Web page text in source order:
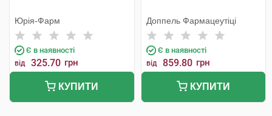
Юрія-Фарм
Є в наявності
від 325.70 грн
КУПИТИ
Доппель Фармацеутіці
Є в наявності
від 859.80 грн
КУПИТИ